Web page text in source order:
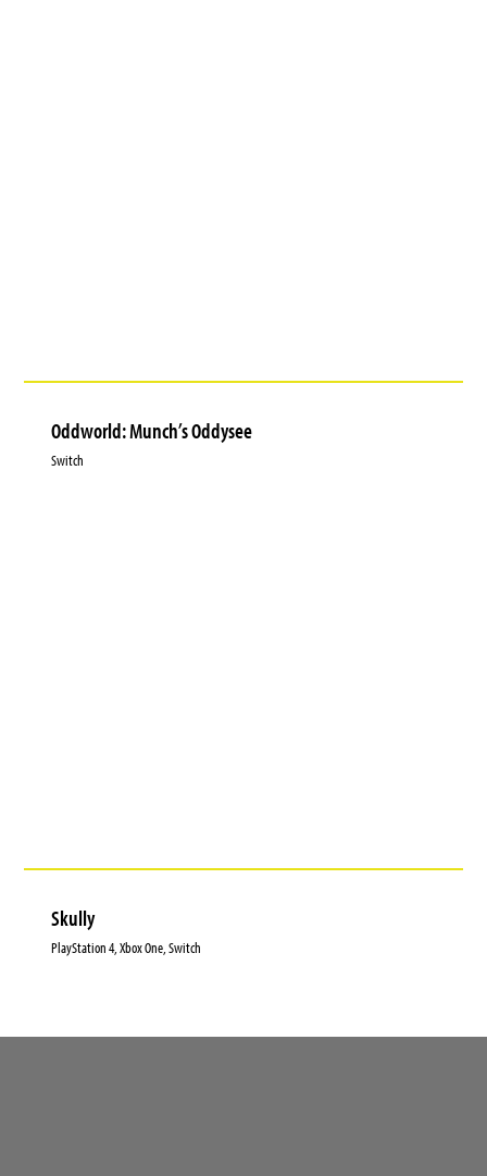
Oddworld: Munch’s Oddysee
Switch
Skully
PlayStation 4, Xbox One, Switch